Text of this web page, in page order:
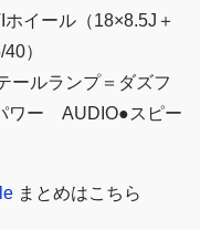
イール（18×8.5J＋
40）
ールランプ＝ダズフ
ワー AUDIO●スピー
まとめはこちら